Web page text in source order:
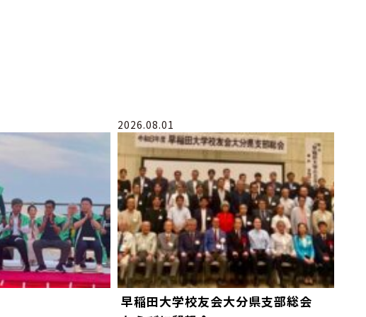
2026.08.01
早稲田大学校友会大分県支部総会